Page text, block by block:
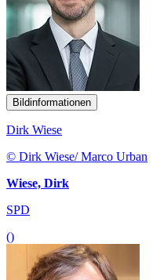
Bildinformationen
Dirk Wiese
© Dirk Wiese/ Marco Urban
Wiese, Dirk
SPD
()